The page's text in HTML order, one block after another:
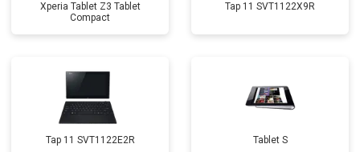
Xperia Tablet Z3 Tablet
Compact
Tap 11 SVT1122X9R
Tap 11 SVT1122E2R Tablet S